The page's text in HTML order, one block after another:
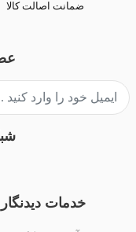
ضمانت اصالت کالا
خدمات دیدنگار